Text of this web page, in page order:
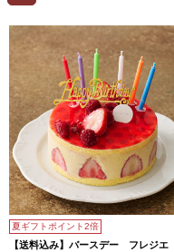
夏ギフトポイント2倍
【送料込み】バースデー フレジエ